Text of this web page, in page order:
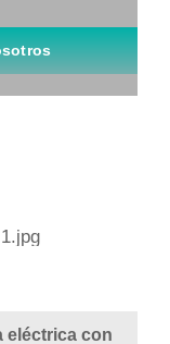
eléctrica con